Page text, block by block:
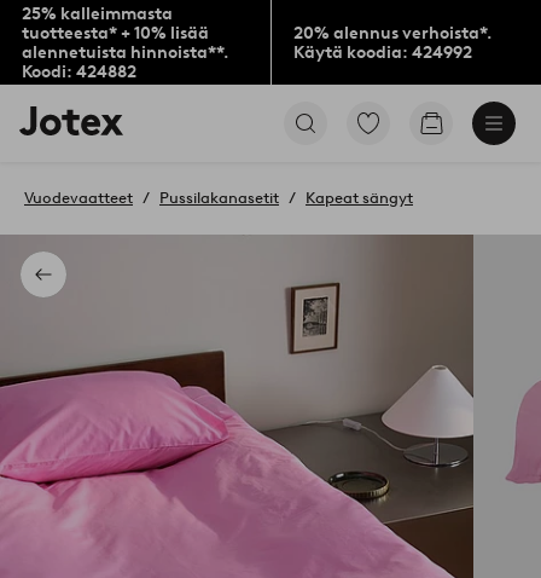
25% kalleimmasta
tuotteesta* + 10% lisää
alennetuista hinnoista**.
Koodi: 424882
20% alennus verhoista*.
Käytä koodia: 424992
Jotex-
logo
aloitussivulle
Siirry
Siirry
Takaisin
Vuodevaatteet Pussilakanasetit Kapeat sängyt